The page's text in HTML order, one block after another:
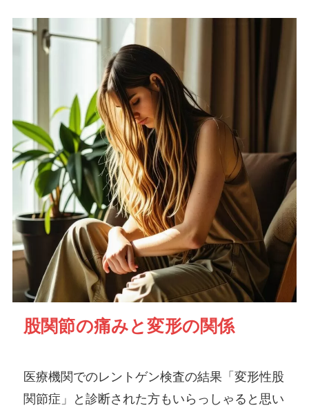
股関節の痛みと変形の関係
医療機関でのレントゲン検査の結果「変形性股
関節症」と診断された方もいらっしゃると思い